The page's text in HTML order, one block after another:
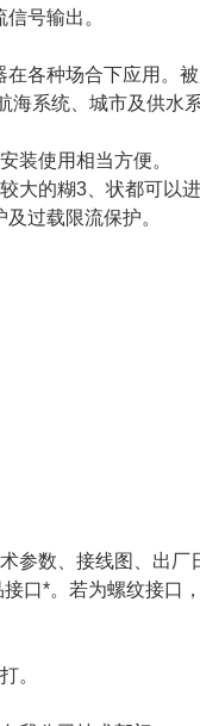
号输出。
各种场合下应用。
系统、城市及供水
装使用相当方便。
大的糊3、状都可以
过载限流保护。
参数、接线图、出厂
口*。若为螺纹接口
。